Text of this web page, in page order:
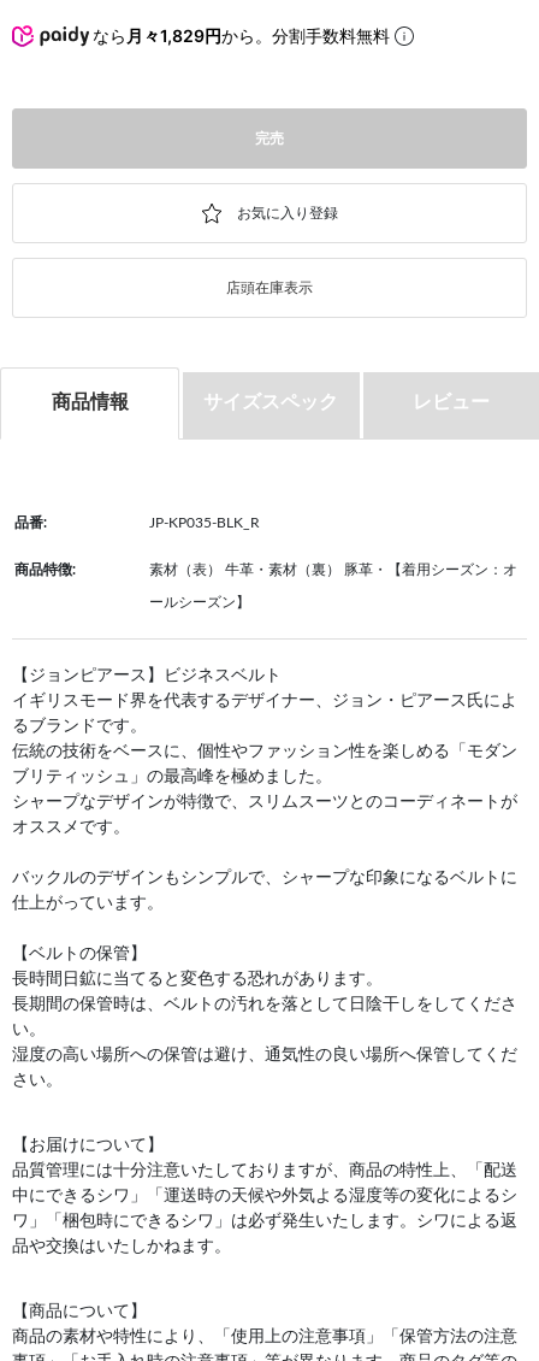
なら 月々1,829円から。分割手数料無料
完売
店頭在庫表示
商品情報 サイズスペック レビュー
品番: JP-KP035-BLK_R
商品特徴: 素材（表） 牛革・素材（裏） 豚革・【着用シーズン：オ
ールシーズン】
【ジョンピアース】ビジネスベルト
イギリスモード界を代表するデザイナー、ジョン・ピアース氏によ
るブランドです。
伝統の技術をベースに、個性やファッション性を楽しめる「モダン
ブリティッシュ」の最高峰を極めました。
シャープなデザインが特徴で、スリムスーツとのコーディネートが
オススメです。
バックルのデザインもシンプルで、シャープな印象になるベルトに
仕上がっています。
【ベルトの保管】
長時間日鉱に当てると変色する恐れがあります。
長期間の保管時は、ベルトの汚れを落として日陰干しをしてくださ
い。
湿度の高い場所への保管は避け、通気性の良い場所へ保管してくだ
さい。
【お届けについて】
品質管理には十分注意いたしておりますが、商品の特性上、「配送
中にできるシワ」「運送時の天候や外気よる湿度等の変化によるシ
ワ」「梱包時にできるシワ」は必ず発生いたします。シワによる返
品や交換はいたしかねます。
【商品について】
商品の素材や特性により、「使用上の注意事項」「保管方法の注意